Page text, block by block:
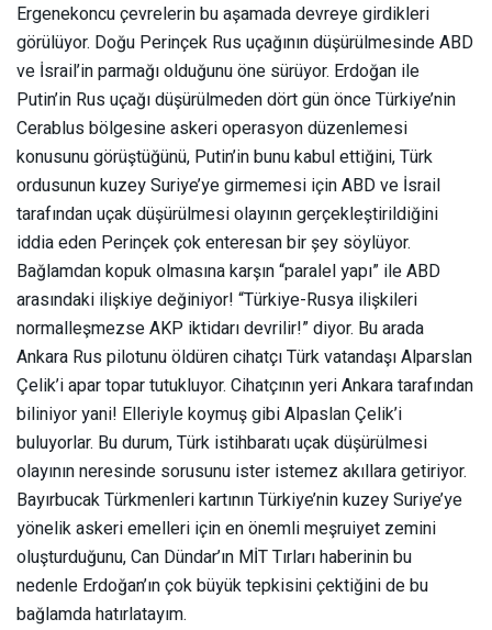
Ergenekoncu çevrelerin bu aşamada devreye girdikleri
görülüyor. Doğu Perinçek Rus uçağının düşürülmesinde ABD
ve İsrail’in parmağı olduğunu öne sürüyor. Erdoğan ile
Putin’in Rus uçağı düşürülmeden dört gün önce Türkiye’nin
Cerablus bölgesine askeri operasyon düzenlemesi
konusunu görüştüğünü, Putin’in bunu kabul ettiğini, Türk
ordusunun kuzey Suriye’ye girmemesi için ABD ve İsrail
tarafından uçak düşürülmesi olayının gerçekleştirildiğini
iddia eden Perinçek çok enteresan bir şey söylüyor.
Bağlamdan kopuk olmasına karşın “paralel yapı” ile ABD
arasındaki ilişkiye değiniyor! “Türkiye-Rusya ilişkileri
normalleşmezse AKP iktidarı devrilir!” diyor. Bu arada
Ankara Rus pilotunu öldüren cihatçı Türk vatandaşı Alparslan
Çelik’i apar topar tutukluyor. Cihatçının yeri Ankara tarafından
biliniyor yani! Elleriyle koymuş gibi Alpaslan Çelik’i
buluyorlar. Bu durum, Türk istihbaratı uçak düşürülmesi
olayının neresinde sorusunu ister istemez akıllara getiriyor.
Bayırbucak Türkmenleri kartının Türkiye’nin kuzey Suriye’ye
yönelik askeri emelleri için en önemli meşruiyet zemini
oluşturduğunu, Can Dündar’ın MİT Tırları haberinin bu
nedenle Erdoğan’ın çok büyük tepkisini çektiğini de bu
bağlamda hatırlatayım.